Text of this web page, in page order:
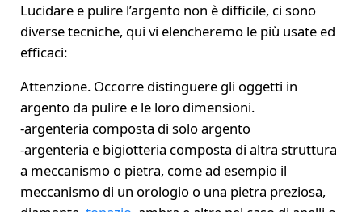
Lucidare e pulire l’argento non è difficile, ci sono
diverse tecniche, qui vi elencheremo le più usate ed
efficaci:
Attenzione. Occorre distinguere gli oggetti in
argento da pulire e le loro dimensioni.
-argenteria composta di solo argento
-argenteria e bigiotteria composta di altra struttura
a meccanismo o pietra, come ad esempio il
meccanismo di un orologio o una pietra preziosa,